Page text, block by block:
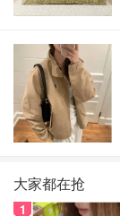
大家都在抢
1